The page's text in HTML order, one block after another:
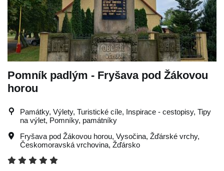
Pomník padlým - Fryšava pod Žákovou
horou
Památky, Výlety, Turistické cíle, Inspirace - cestopisy, Tipy
na výlet, Pomníky, památníky
Fryšava pod Žákovou horou, Vysočina, Žďárské vrchy,
Českomoravská vrchovina, Žďársko